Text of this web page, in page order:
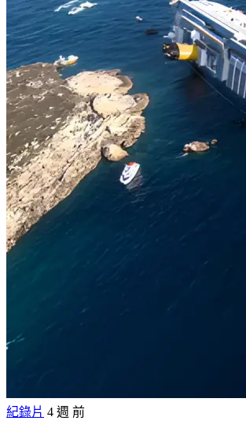
紀錄片 4 週 前